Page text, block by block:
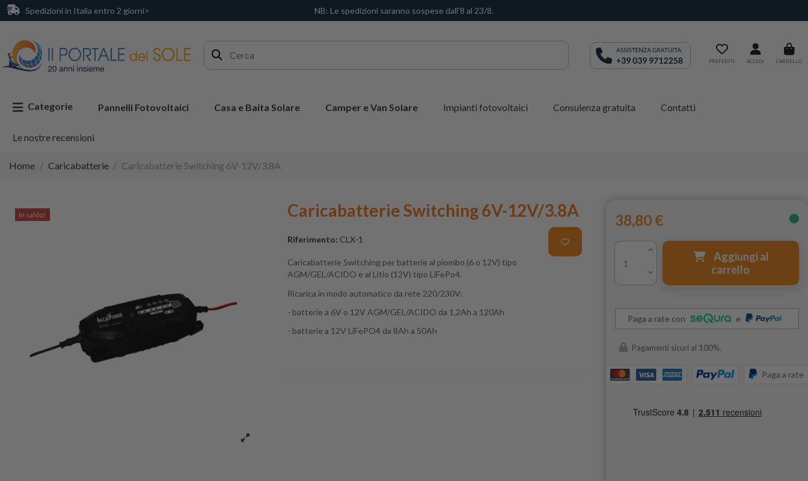
Spedizioni in Italia entro 2 giorni> NB: Le spedizioni saranno sospese dall'8 al 23/8.
PREFERITI ACCEDI CARRELLO
Categorie Pannelli Fotovoltaici Casa e Baita Solare Camper e Van Solare Impianti fotovoltaici Consulenza gratuita Contatti
Le nostre recensioni
Home Caricabatterie Caricabatterie Switching 6V-12V/3.8A
In saldo! Caricabatterie Switching 6V-12V/3.8A
Riferimento: CLX-1
Caricabatterie Switching per batterie al piombo (6 o 12V) tipo
AGM/GEL/ACIDO e al Litio (12V) tipo LiFePo4.
Ricarica in modo automatico da rete 220/230V:
- batterie a 6V o 12V AGM/GEL/ACIDO da 1,2Ah a 120Ah
- batterie a 12V LiFePO4 da 8Ah a 50Ah
38,80 €
Aggiungi al
carrello
Paga a rate con e
Pagamenti sicuri al 100%.
Paga a rate